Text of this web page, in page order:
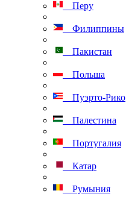
Перу
Филиппины
Пакистан
Польша
Пуэрто-Рико
Палестина
Португалия
Катар
Румыния